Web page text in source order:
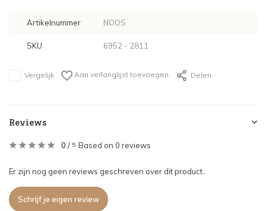
Artikelnummer NOOS
SKU 6952 - 2811
Vergelijk Aan verlanglijst toevoegen Delen
Reviews
0 / 5 Based on 0 reviews
Er zijn nog geen reviews geschreven over dit product..
Schrijf je eigen review